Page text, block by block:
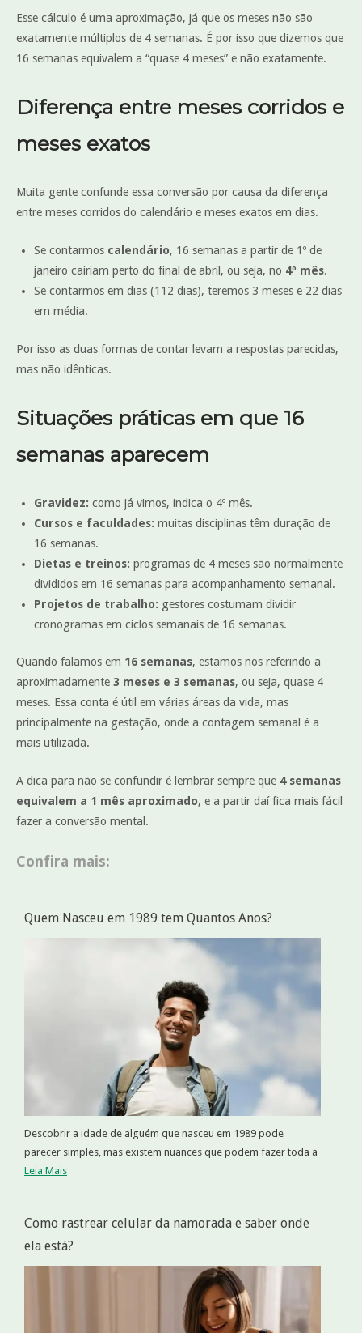
Esse cálculo é uma aproximação, já que os meses não são
exatamente múltiplos de 4 semanas. É por isso que dizemos que
16 semanas equivalem a “quase 4 meses” e não exatamente.
Diferença entre meses corridos e
meses exatos
Muita gente confunde essa conversão por causa da diferença
entre meses corridos do calendário e meses exatos em dias.
Se contarmos calendário, 16 semanas a partir de 1º de
janeiro cairiam perto do final de abril, ou seja, no 4º mês.
Se contarmos em dias (112 dias), teremos 3 meses e 22 dias
em média.
Por isso as duas formas de contar levam a respostas parecidas,
mas não idênticas.
Situações práticas em que 16
semanas aparecem
Gravidez: como já vimos, indica o 4º mês.
Cursos e faculdades: muitas disciplinas têm duração de
16 semanas.
Dietas e treinos: programas de 4 meses são normalmente
divididos em 16 semanas para acompanhamento semanal.
Projetos de trabalho: gestores costumam dividir
cronogramas em ciclos semanais de 16 semanas.
Quando falamos em 16 semanas, estamos nos referindo a
aproximadamente 3 meses e 3 semanas, ou seja, quase 4
meses. Essa conta é útil em várias áreas da vida, mas
principalmente na gestação, onde a contagem semanal é a
mais utilizada.
A dica para não se confundir é lembrar sempre que 4 semanas
equivalem a 1 mês aproximado, e a partir daí fica mais fácil
fazer a conversão mental.
Confira mais:
Quem Nasceu em 1989 tem Quantos Anos?
Descobrir a idade de alguém que nasceu em 1989 pode
parecer simples, mas existem nuances que podem fazer toda a
Leia Mais
Como rastrear celular da namorada e saber onde
ela está?